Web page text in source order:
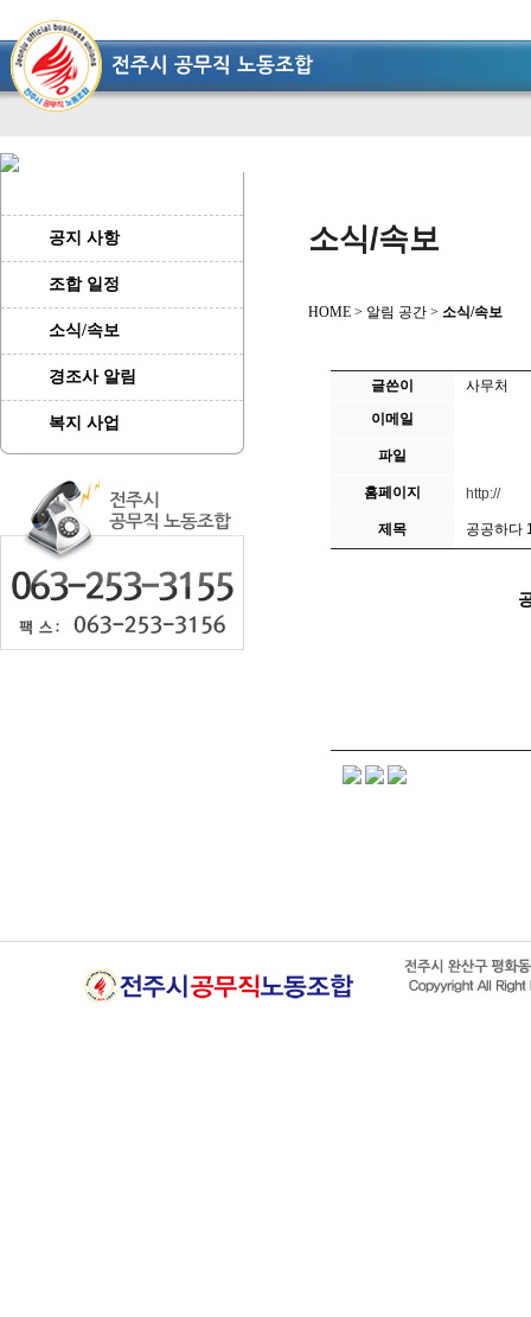
소식/속보
HOME > 알림 공간 > 소식/속보
글쓴이
사무처
이메일
파일
홈페이지 http://
제목 공공하다
공지 사항
조합 일정
소식/속보
경조사 알림
복지 사업